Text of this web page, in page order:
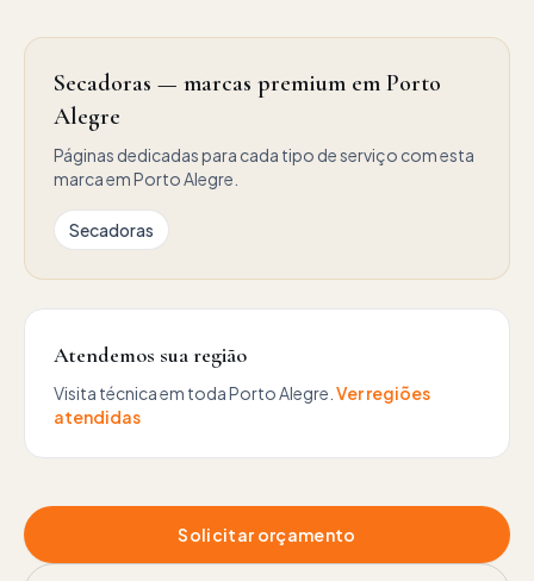
Secadoras — marcas premium em Porto
Alegre
Páginas dedicadas para cada tipo de serviço com esta
marca em Porto Alegre.
Secadoras
Atendemos sua região
Visita técnica em toda Porto Alegre. Ver regiões
atendidas
Solicitar orçamento